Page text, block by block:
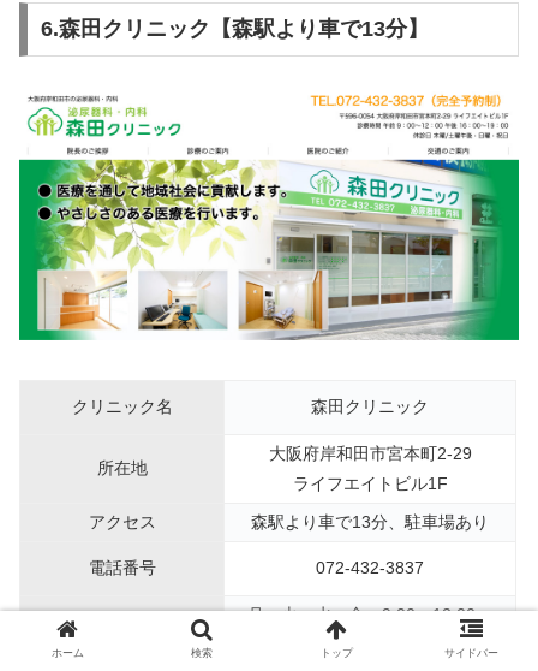
6.森田クリニック【森駅より車で13分】
クリニック名 森田クリニック
所在地
大阪府岸和田市宮本町2-29
ライフエイトビル1F
アクセス
森駅より車で13分、駐車場あり
電話番号 072-432-3837
月・火・水・金：9:00〜12:00、
16:00〜19:00
ホーム 検索 トップ サイドバー